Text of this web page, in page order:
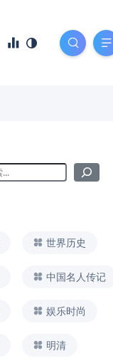
世界历史
中国名人传记
娱乐时尚
明清